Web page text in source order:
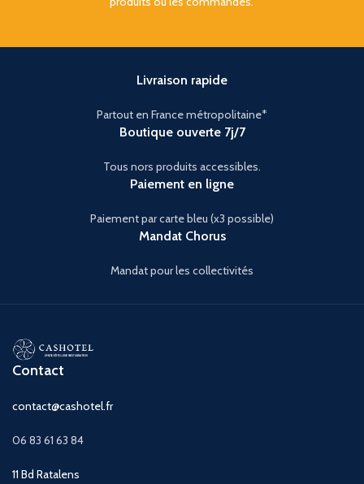
Livraison rapide
Partout en France métropolitaine*
Boutique ouverte 7j/7
Tous nors produits accessibles.
Paiement en ligne
Paiement par carte bleu (x3 possible)
Mandat Chorus
Mandat pour les collectivités
Contact
contact@cashotel.fr
06 83 61 63 84
11 Bd Ratalens